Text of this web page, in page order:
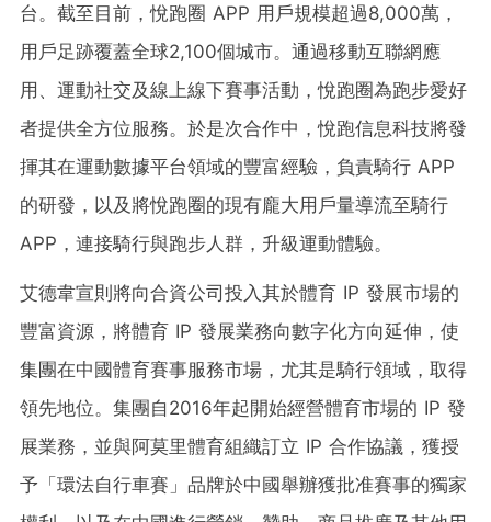
台。截至目前，悅跑圈 APP 用戶規模超過8,000萬，
用戶足跡覆蓋全球2,100個城市。通過移動互聯網應
用、運動社交及線上線下賽事活動，悅跑圈為跑步愛好
者提供全方位服務。於是次合作中，悅跑信息科技將發
揮其在運動數據平台領域的豐富經驗，負責騎行 APP
的研發，以及將悅跑圈的現有龐大用戶量導流至騎行
APP，連接騎行與跑步人群，升級運動體驗。
艾德韋宣則將向合資公司投入其於體育 IP 發展市場的
豐富資源，將體育 IP 發展業務向數字化方向延伸，使
集團在中國體育賽事服務市場，尤其是騎行領域，取得
領先地位。集團自2016年起開始經營體育市場的 IP 發
展業務，並與阿莫里體育組織訂立 IP 合作協議，獲授
予「環法自行車賽」品牌於中國舉辦獲批准賽事的獨家